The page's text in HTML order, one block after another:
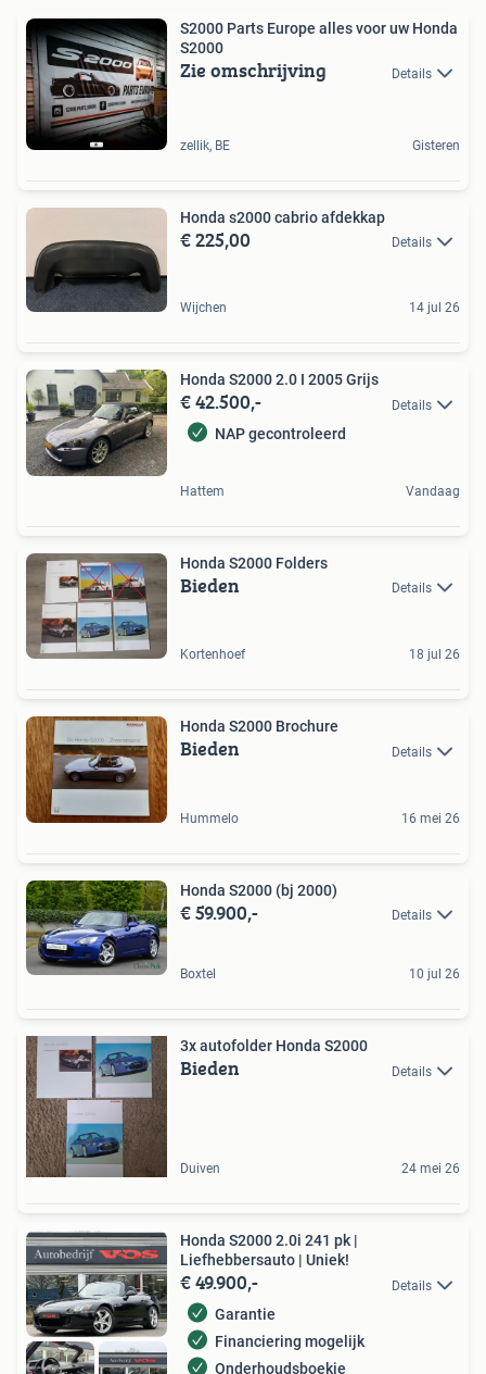
S2000 Parts Europe alles voor uw Honda
S2000
Zie omschrijving Details
zellik, BE Gisteren
Honda s2000 cabrio afdekkap
€ 225,00 Details
Wijchen 14 jul 26
Honda S2000 2.0 I 2005 Grijs
€ 42.500,- Details
NAP gecontroleerd
Hattem Vandaag
Honda S2000 Folders
Bieden Details
Kortenhoef 18 jul 26
Honda S2000 Brochure
Bieden Details
Hummelo 16 mei 26
Honda S2000 (bj 2000)
€ 59.900,- Details
Boxtel 10 jul 26
3x autofolder Honda S2000
Bieden Details
Duiven 24 mei 26
Honda S2000 2.0i 241 pk |
Liefhebbersauto | Uniek!
€ 49.900,- Details
Garantie
Financiering mogelijk
Onderhoudsboekje